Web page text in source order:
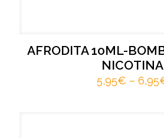
AFRODITA 10ML-
NICOTINA
5,95€ – 6,95